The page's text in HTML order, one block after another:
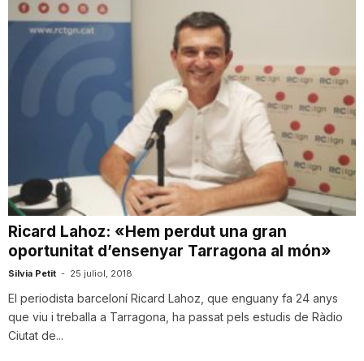
i
u
t
a
Ricard Lahoz: «Hem perdut una gran
oportunitat d’ensenyar Tarragona al món»
Silvia Petit - 25 juliol, 2018
El periodista barceloní Ricard Lahoz, que enguany fa 24 anys
que viu i treballa a Tarragona, ha passat pels estudis de Ràdio
Ciutat de...